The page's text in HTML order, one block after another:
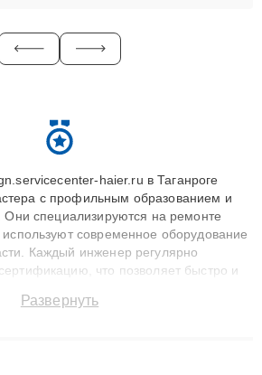
haier.ru в Таганроге
с профильным образованием и
Они специализируются на ремонте
современное оборудование
Каждый инженер регулярно
что позволяет быстро и
до 3 лет. Наши мастера решают
Развернуть